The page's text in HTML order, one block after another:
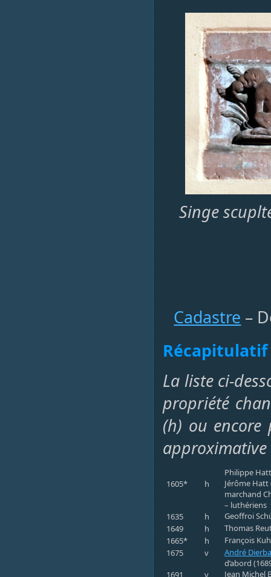
Singe
Cadastre –
La liste ci-
propriété
(h) ou encore
Philippe
1605*
h
Jérôme Hatt
marchand
– luthériens
1635
h
Geoffroi
1649
h
Thomas
1665*
h
François
1675
v
André
d’abord
1691
v
Jean Michel